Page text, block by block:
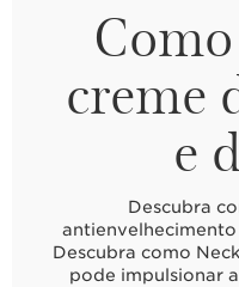
creme
e
Descubra
Descubra como
pode impulsionar